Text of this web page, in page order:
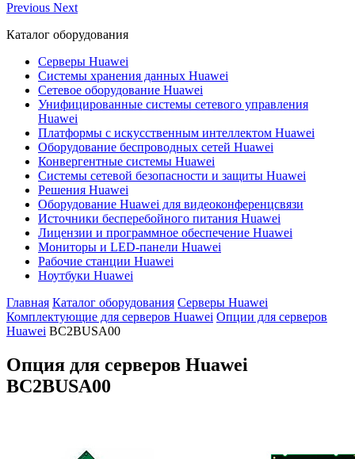
Previous Next
Каталог оборудования
Серверы Huawei
Системы хранения данных Huawei
Сетевое оборудование Huawei
Унифицированные системы сетевого управления
Huawei
Платформы с искусственным интеллектом Huawei
Оборудование беспроводных сетей Huawei
Конвергентные системы Huawei
Системы сетевой безопасности и защиты Huawei
Решения Huawei
Оборудование Huawei для видеоконференцсвязи
Источники бесперебойного питания Huawei
Лицензии и программное обеспечение Huawei
Мониторы и LED-панели Huawei
Рабочие станции Huawei
Ноутбуки Huawei
Главная Каталог оборудования Серверы Huawei
Комплектующие для серверов Huawei Опции для серверов
Huawei BC2BUSA00
Опция для серверов Huawei
BC2BUSA00